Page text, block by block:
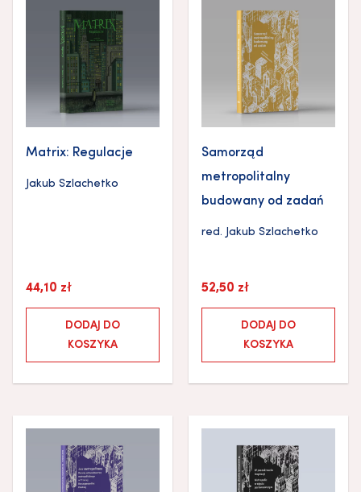
Matrix: Regulacje
Jakub Szlachetko
44,10 zł
DODAJ DO
KOSZYKA
Samorząd
metropolitalny
budowany od zadań
red. Jakub Szlachetko
52,50 zł
DODAJ DO
KOSZYKA